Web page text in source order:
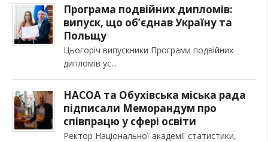
Програма подвійних дипломів:
випуск, що об’єднав Україну та
Польщу
Цьогоріч випускники Програми подвійних
дипломів ус
НАСОА та Обухівська міська рада
підписали Меморандум про
співпрацю у сфері освіти
Ректор Національної академії статистики,